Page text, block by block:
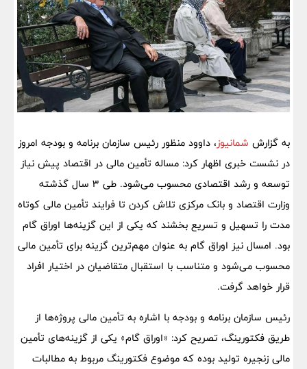
به گزارش شمانیوز، داوود منظور رئیس سازمان برنامه و بودجه امروز
در نشست خبری اظهار کرد: مساله تأمین مالی در اقتصاد پیش نیاز
توسعه و رشد اقتصادی محسوب می‌شود. طی ۳ سال گذشته
وزارت اقتصاد و بانک مرکزی تلاش کردن تا فرایند تأمین مالی کوتاه
مدت را تسهیل و تسریع بخشند که یکی از این گزینه‌ها اوراق گام
بود. امسال نیز اوراق گام به عنوان مهم‌ترین گزینه برای تأمین مالی
محسوب می‌شود و متناسب با استقبال متقاضیان در اختیار افراد
قرار خواهد گرفت.
رئیس سازمان برنامه و بودجه با اشاره به تأمین مالی پروژه‌ها از
طریق فکتورینگ، تصریح کرد: «اوراق گام» یکی از گزینه‌های تأمین
مالی زنجیره تولید بوده که موضوع فکتورینگ مربوط به مطالبات